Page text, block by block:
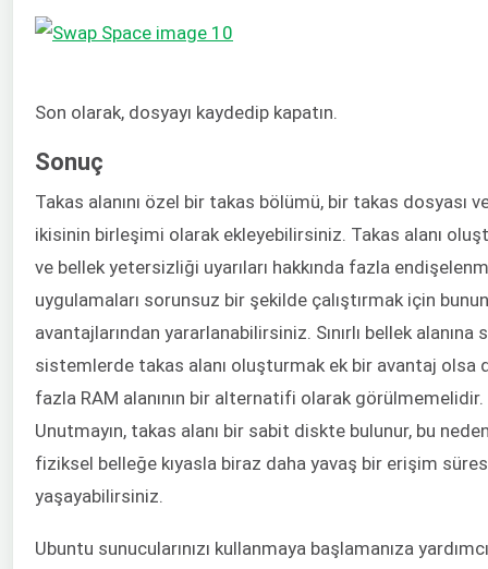
Son olarak, dosyayı kaydedip kapatın.
Sonuç
Takas alanını özel bir takas bölümü, bir takas dosyası
ikisinin birleşimi olarak ekleyebilirsiniz. Takas alanı
ve bellek yetersizliği uyarıları hakkında fazla
uygulamaları sorunsuz bir şekilde çalıştırmak için bunun
avantajlarından yararlanabilirsiniz. Sınırlı bellek alanına
sistemlerde takas alanı oluşturmak ek bir avantaj olsa
fazla RAM alanının bir alternatifi olarak görülmemelidir.
Unutmayın, takas alanı bir sabit diskte bulunur, bu
fiziksel belleğe kıyasla biraz daha yavaş bir erişim
yaşayabilirsiniz.
Ubuntu sunucularınızı kullanmaya başlamanıza